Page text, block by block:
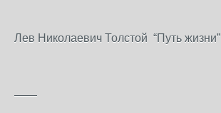
Лев Николаевич Толстой “Путь жизни”
——